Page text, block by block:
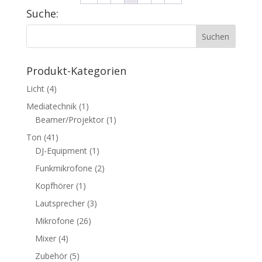
Suche:
Pro­dukt-Kate­go­rien
Licht (4)
Mediatechnik (1)
Beamer/Projektor (1)
Ton (41)
DJ-Equipment (1)
Funkmikrofone (2)
Kopfhörer (1)
Lautsprecher (3)
Mikrofone (26)
Mixer (4)
Zubehör (5)